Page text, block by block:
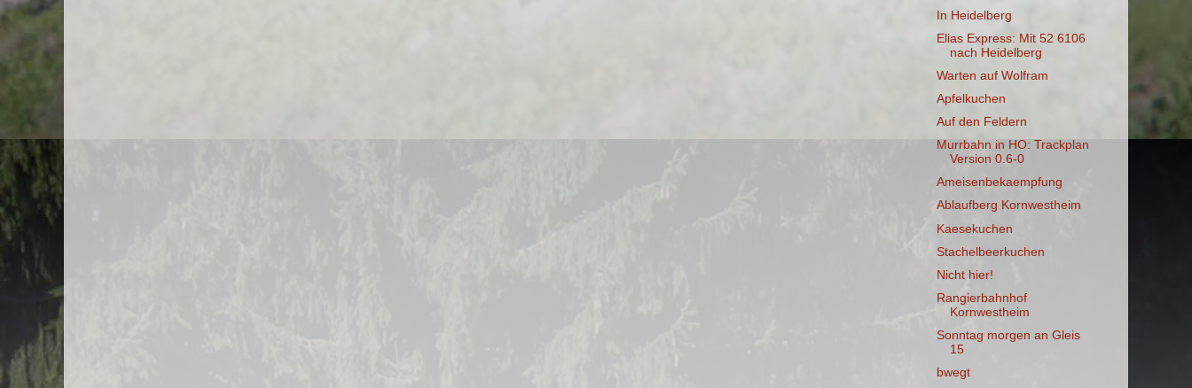
In Heidelberg
Elias Express: Mit 52 6106
nach Heidelberg
Warten auf Wolfram
Apfelkuchen
Auf den Feldern
Murrbahn in HO: Trackplan
Version 0.6-0
Ameisenbekaempfung
Ablaufberg Kornwestheim
Kaesekuchen
Stachelbeerkuchen
Nicht hier!
Rangierbahnhof
Kornwestheim
Sonntag morgen an Gleis
15
bwegt